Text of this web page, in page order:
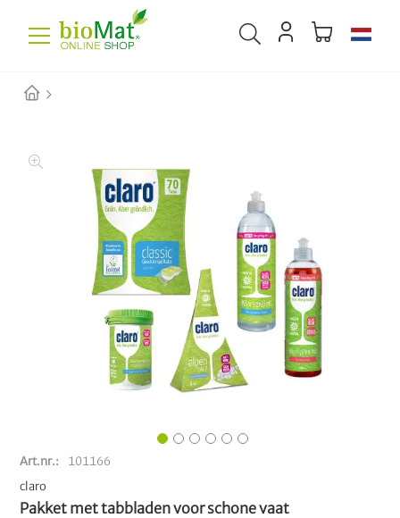
Art.nr.
101166
claro
Pakket met tabbladen voor schone vaat